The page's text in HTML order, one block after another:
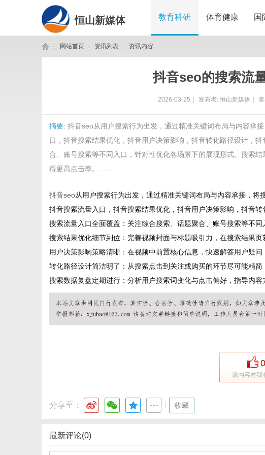
恒山新媒体 教育科研 体育健康 国
网站首页 资讯列表 资讯内容
抖音seo的搜索流
2026-03-25 发布者: 恒山新媒体
摘要: 抖音seo从用户搜索行为出发，通过精准关键词布局与内容承
口，抖音搜索结果优化，抖音用户决策影响，抖音转化路径设计，
合、账号搜索等不同入口，针对性优化各场景下的展现形式。搜索
得更高点击率。......
抖音seo从用户搜索行为出发，通过精准关键词布局与内容承接，将
抖音搜索流量入口，抖音搜索结果优化，抖音用户决策影响，抖音
搜索流量入口全面覆盖：关注综合搜索、话题聚合、账号搜索等不同
搜索结果优化细节到位：完善视频封面与标题吸引力，在搜索结果页
用户决策影响策略清晰：在视频中前置核心信息，快速解答用户疑问
转化路径设计简洁明了：从搜索点击到关注或购买的环节尽可能精简
搜索数据复盘定期进行：分析用户搜索词变化与点击偏好，指导内容
0
该内容对我
分享至： 收藏
最新评论(0)